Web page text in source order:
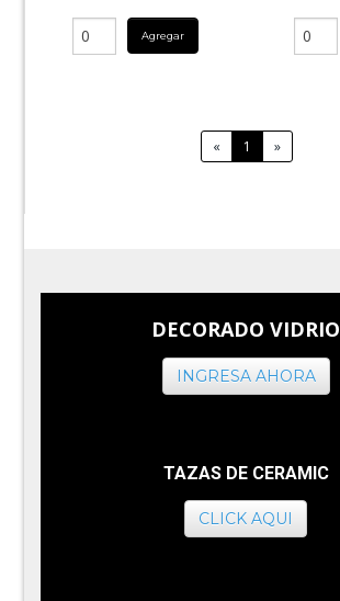
Agregar
« 1 »
DECORADO VIDRIO
INGRESA AHORA
TAZAS DE CERAMIC
CLICK AQUI